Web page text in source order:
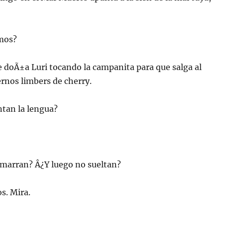
doÃ±a Luri tocando la campanita para que salga al
limbers de cherry.
la lengua?
Â¿Y luego no sueltan?
Mira.